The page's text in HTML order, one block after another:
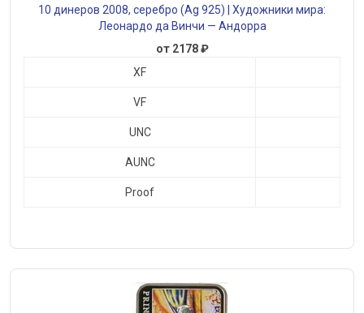
10 динеров 2008, серебро (Ag 925) | Художники мира:
Леонардо да Винчи — Андорра
от 2178 ₽
XF
VF
UNC
AUNC
Proof